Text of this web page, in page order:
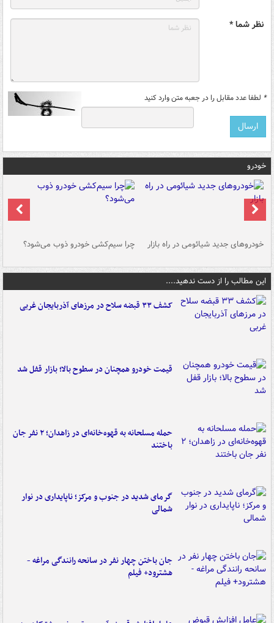
نظر شما *
* لطفا عدد مقابل را در جعبه متن وارد کنید
خودرو
خودروهای جدید شیائومی در راه بازار چرا سیم‌کشی خودرو ذوب می‌شود؟
این مطالب را از دست ندهید....
کشف ۳۳ قبضه سلاح در مرزهای آذربایجان غربی
قیمت خودرو همچنان در سطوح بالا؛ بازار قفل شد
حمله مسلحانه به قهوه‌خانه‌ای در زاهدان؛ ۲ نفر جان
باختند
گرمای شدید در جنوب و مرکز؛ ناپایداری در نوار
شمالی
جان باختن چهار نفر در سانحه رانندگی مراغه -
هشترود+ فیلم